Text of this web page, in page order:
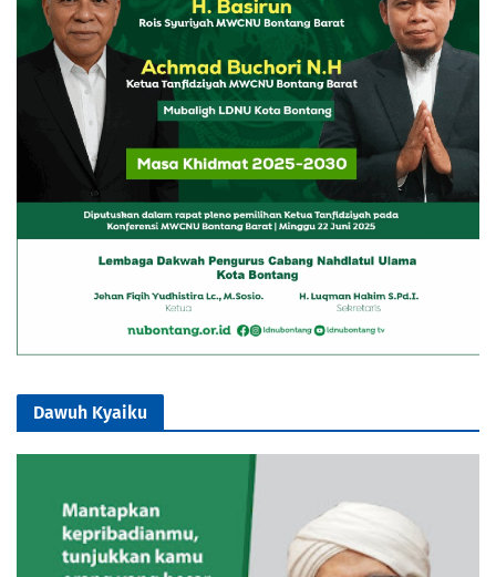
Dawuh Kyaiku